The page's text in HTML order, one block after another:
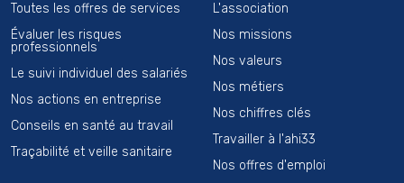
Toutes les offres de services
Évaluer les risques
professionnels
Le suivi individuel des salariés
Nos actions en entreprise
Conseils en santé au travail
Traçabilité et veille sanitaire
L'association
Nos missions
Nos valeurs
Nos métiers
Nos chiffres clés
Travailler à l'ahi33
Nos offres d'emploi